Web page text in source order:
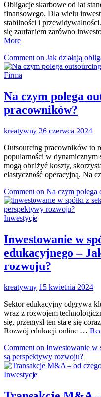
Obligacje skarbowe od lat
finansowego. Dla wielu
stabilności i
się zaufaniem zarówno
More
Comment on Jak działają
Firma
Na czym polega
pracowników?
kreatywny 26 czerwca 2024
Outsourcing pracowników to
popularności w
mogą obniżyć koszty,
elastyczność operacyjną. Na
Comment on Na czym polega
Inwestycje
Inwestowanie w
edukacyjnego –
rozwoju?
kreatywny 15 kwietnia 2024
Sektor edukacyjny odgrywa
wraz z rozwojem
się, przemysł ten staje się
Rozwój edukacji online …
Comment on Inwestowanie w
są perspektywy rozwoju?
Inwestycje